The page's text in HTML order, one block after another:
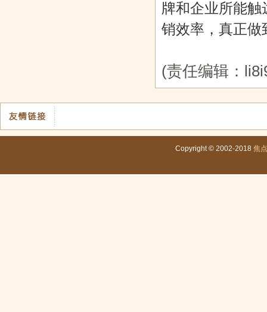
牌和企业所能
销效率，真正做
(责任编辑：
Copyright © 2002-2018 焦